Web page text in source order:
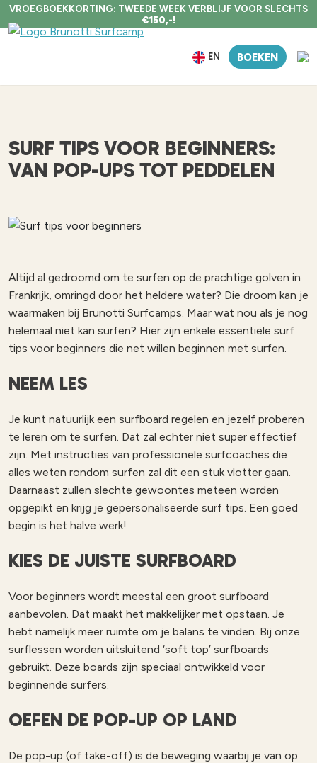
VROEGBOEKKORTING: TWEEDE WEEK VERBLIJF VOOR SLECHTS
€150,-!
EN BOEKEN
SURF TIPS VOOR BEGINNERS:
VAN POP-UPS TOT PEDDELEN
Altijd al gedroomd om te surfen op de prachtige golven in
Frankrijk, omringd door het heldere water? Die droom kan je
waarmaken bij Brunotti Surfcamps. Maar wat nou als je nog
helemaal niet kan surfen? Hier zijn enkele essentiële surf
tips voor beginners die net willen beginnen met surfen.
NEEM LES
Je kunt natuurlijk een surfboard regelen en jezelf proberen
te leren om te surfen. Dat zal echter niet super effectief
zijn. Met instructies van professionele surfcoaches die
alles weten rondom surfen zal dit een stuk vlotter gaan.
Daarnaast zullen slechte gewoontes meteen worden
opgepikt en krijg je gepersonaliseerde surf tips. Een goed
begin is het halve werk!
KIES DE JUISTE SURFBOARD
Voor beginners wordt meestal een groot surfboard
aanbevolen. Dat maakt het makkelijker met opstaan. Je
hebt namelijk meer ruimte om je balans te vinden. Bij onze
surflessen worden uitsluitend ‘soft top’ surfboards
gebruikt. Deze boards zijn speciaal ontwikkeld voor
beginnende surfers.
OEFEN DE POP-UP OP LAND
De pop-up (of take-off) is de beweging waarbij je van op